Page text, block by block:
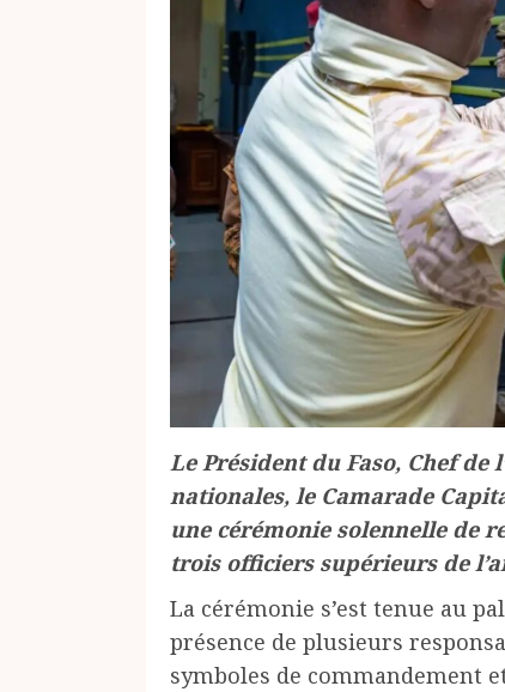
Le Président du Faso, Chef de
nationales, le Camarade
une cérémonie solennelle de
trois officiers supérieurs de
La cérémonie s’est tenue au
présence de plusieurs
symboles de commandement